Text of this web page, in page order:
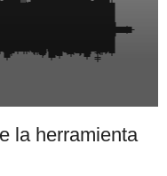
la herramienta